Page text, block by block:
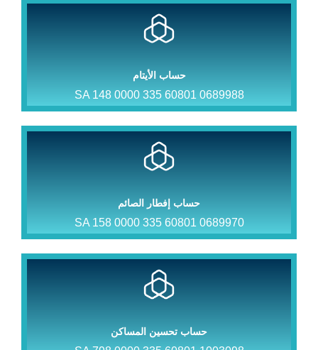
حساب الأيتام
SA 148 0000 335 60801 0689988
حساب إفطار الصائم
SA 158 0000 335 60801 0689970
حساب تحسين المساكن